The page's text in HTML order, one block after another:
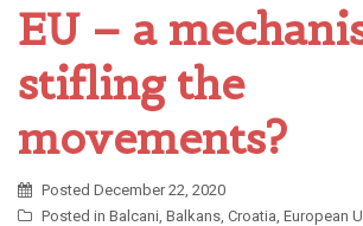
EU – a
stifling the
movements?
Posted December 22, 2020
Posted in Balcani Balkans Croatia European